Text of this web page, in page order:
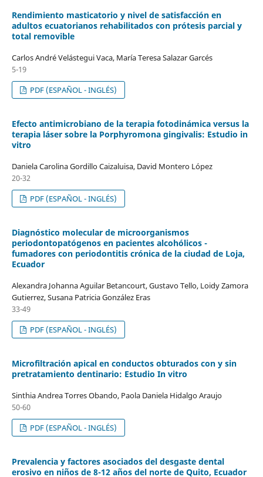
Rendimiento masticatorio y nivel de satisfacción en
adultos ecuatorianos rehabilitados con prótesis parcial y
total removible
Carlos André Velástegui Vaca, María Teresa Salazar Garcés
5-19
PDF (ESPAÑOL - INGLÉS)
Efecto antimicrobiano de la terapia fotodinámica versus la
terapia láser sobre la Porphyromona gingivalis: Estudio in
vitro
Daniela Carolina Gordillo Caizaluisa, David Montero López
20-32
PDF (ESPAÑOL - INGLÉS)
Diagnóstico molecular de microorganismos
periodontopatógenos en pacientes alcohólicos -
fumadores con periodontitis crónica de la ciudad de Loja,
Ecuador
Alexandra Johanna Aguilar Betancourt, Gustavo Tello, Loidy Zamora
Gutierrez, Susana Patricia González Eras
33-49
PDF (ESPAÑOL - INGLÉS)
Microfiltración apical en conductos obturados con y sin
pretratamiento dentinario: Estudio In vitro
Sinthia Andrea Torres Obando, Paola Daniela Hidalgo Araujo
50-60
PDF (ESPAÑOL - INGLÉS)
Prevalencia y factores asociados del desgaste dental
erosivo en niños de 8-12 años del norte de Quito, Ecuador